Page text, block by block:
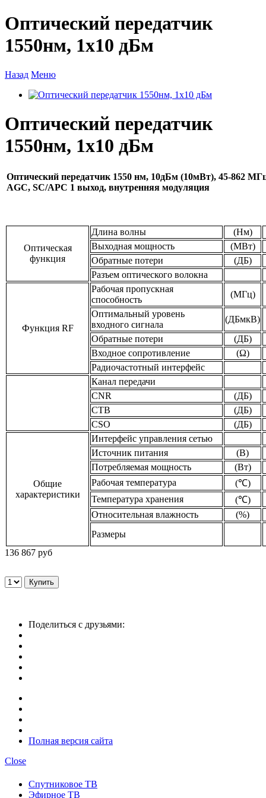
Оптический передатчик
1550нм, 1х10 дБм
Назад Меню
Оптический передатчик
1550нм, 1х10 дБм
Оптический передатчик 1550 нм, 10дБм (10мВт), 45-862
AGC, SC/APC 1 выход, внутренняя модуляция
Оптическая
функция
Длина волны
(Нм)
Выходная мощность
(МВт)
Обратные потери
(ДБ)
Разъем оптического волокна
Функция RF
Рабочая пропускная
способность
(МГц)
Оптимальный уровень
входного сигнала
(ДБмкВ)
Обратные потери
(ДБ)
Входное сопротивление
(Ω)
Радиочастотный интерфейс
Канал передачи
CNR
(ДБ)
CTB
(ДБ)
CSO
(ДБ)
Общие
характеристики
Интерфейс управления сетью
Источник питания
(В)
Потребляемая мощность
(Вт)
Рабочая температура
(℃)
Температура хранения
(℃)
Относительная влажность
(%)
Размеры
136 867 руб
Поделиться с друзьями:
Полная версия сайта
Close
Спутниковое ТВ
Эфирное ТВ